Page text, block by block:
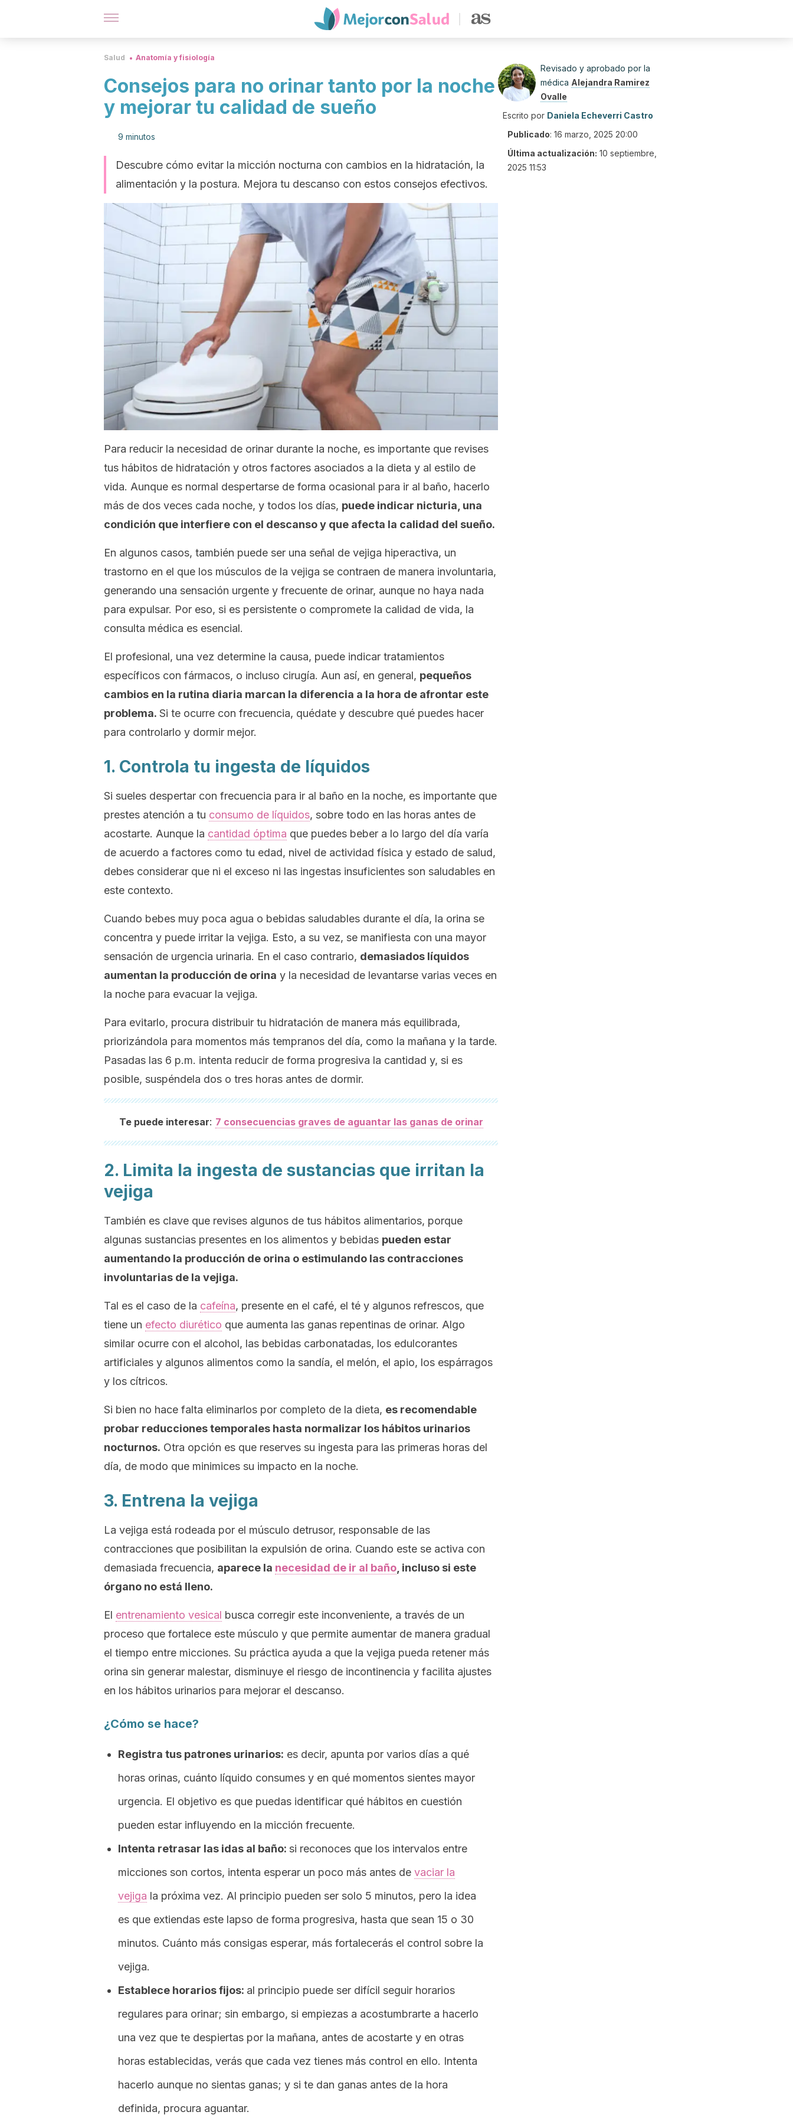
Salud Anatomía y fisiología
Consejos para no orinar tanto por la noche
y mejorar tu calidad de sueño
9 minutos
Descubre cómo evitar la micción nocturna con cambios en la hidratación, la
alimentación y la postura. Mejora tu descanso con estos consejos efectivos.
Para reducir la necesidad de orinar durante la noche, es importante que revises
tus hábitos de hidratación y otros factores asociados a la dieta y al estilo de
vida. Aunque es normal despertarse de forma ocasional para ir al baño, hacerlo
más de dos veces cada noche, y todos los días, puede indicar nicturia, una
condición que interfiere con el descanso y que afecta la calidad del sueño.
En algunos casos, también puede ser una señal de vejiga hiperactiva, un
trastorno en el que los músculos de la vejiga se contraen de manera involuntaria,
generando una sensación urgente y frecuente de orinar, aunque no haya nada
para expulsar. Por eso, si es persistente o compromete la calidad de vida, la
consulta médica es esencial.
El profesional, una vez determine la causa, puede indicar tratamientos
específicos con fármacos, o incluso cirugía. Aun así, en general, pequeños
cambios en la rutina diaria marcan la diferencia a la hora de afrontar este
problema. Si te ocurre con frecuencia, quédate y descubre qué puedes hacer
para controlarlo y dormir mejor.
1. Controla tu ingesta de líquidos
Si sueles despertar con frecuencia para ir al baño en la noche, es importante que
prestes atención a tu consumo de líquidos, sobre todo en las horas antes de
acostarte. Aunque la cantidad óptima que puedes beber a lo largo del día varía
de acuerdo a factores como tu edad, nivel de actividad física y estado de salud,
debes considerar que ni el exceso ni las ingestas insuficientes son saludables en
este contexto.
Cuando bebes muy poca agua o bebidas saludables durante el día, la orina se
concentra y puede irritar la vejiga. Esto, a su vez, se manifiesta con una mayor
sensación de urgencia urinaria. En el caso contrario, demasiados líquidos
aumentan la producción de orina y la necesidad de levantarse varias veces en
la noche para evacuar la vejiga.
Para evitarlo, procura distribuir tu hidratación de manera más equilibrada,
priorizándola para momentos más tempranos del día, como la mañana y la tarde.
Pasadas las 6 p.m. intenta reducir de forma progresiva la cantidad y, si es
posible, suspéndela dos o tres horas antes de dormir.
Te puede interesar: 7 consecuencias graves de aguantar las ganas de orinar
2. Limita la ingesta de sustancias que irritan la
vejiga
También es clave que revises algunos de tus hábitos alimentarios, porque
algunas sustancias presentes en los alimentos y bebidas pueden estar
aumentando la producción de orina o estimulando las contracciones
involuntarias de la vejiga.
Tal es el caso de la cafeína, presente en el café, el té y algunos refrescos, que
tiene un efecto diurético que aumenta las ganas repentinas de orinar. Algo
similar ocurre con el alcohol, las bebidas carbonatadas, los edulcorantes
artificiales y algunos alimentos como la sandía, el melón, el apio, los espárragos
y los cítricos.
Si bien no hace falta eliminarlos por completo de la dieta, es recomendable
probar reducciones temporales hasta normalizar los hábitos urinarios
nocturnos. Otra opción es que reserves su ingesta para las primeras horas del
día, de modo que minimices su impacto en la noche.
3. Entrena la vejiga
La vejiga está rodeada por el músculo detrusor, responsable de las
contracciones que posibilitan la expulsión de orina. Cuando este se activa con
demasiada frecuencia, aparece la necesidad de ir al baño , incluso si este
órgano no está lleno.
El entrenamiento vesical busca corregir este inconveniente, a través de un
proceso que fortalece este músculo y que permite aumentar de manera gradual
el tiempo entre micciones. Su práctica ayuda a que la vejiga pueda retener más
orina sin generar malestar, disminuye el riesgo de incontinencia y facilita ajustes
en los hábitos urinarios para mejorar el descanso.
¿Cómo se hace?
Registra tus patrones urinarios: es decir, apunta por varios días a qué
horas orinas, cuánto líquido consumes y en qué momentos sientes mayor
urgencia. El objetivo es que puedas identificar qué hábitos en cuestión
pueden estar influyendo en la micción frecuente.
Intenta retrasar las idas al baño: si reconoces que los intervalos entre
micciones son cortos, intenta esperar un poco más antes de vaciar la
vejiga la próxima vez. Al principio pueden ser solo 5 minutos, pero la idea
es que extiendas este lapso de forma progresiva, hasta que sean 15 o 30
minutos. Cuánto más consigas esperar, más fortalecerás el control sobre la
vejiga.
Establece horarios fijos: al principio puede ser difícil seguir horarios
regulares para orinar; sin embargo, si empiezas a acostumbrarte a hacerlo
una vez que te despiertas por la mañana, antes de acostarte y en otras
horas establecidas, verás que cada vez tienes más control en ello. Intenta
hacerlo aunque no sientas ganas; y si te dan ganas antes de la hora
definida, procura aguantar.
Revisado y aprobado por la
médica Alejandra Ramirez
Ovalle
Escrito por Daniela Echeverri Castro
Publicado: 16 marzo, 2025 20:00
Última actualización: 10 septiembre,
2025 11:53